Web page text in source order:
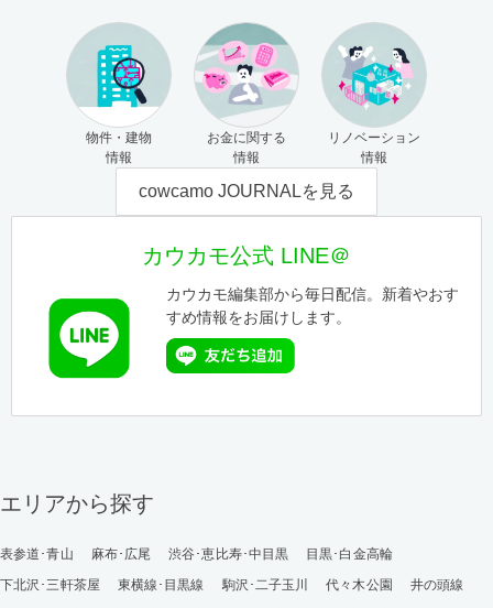
物件・建物
情報
お金に関する
情報
リノベーション
情報
cowcamo JOURNALを見る
カウカモ公式 LINE＠
カウカモ編集部から毎日配信。新着やおす
すめ情報をお届けします。
エリアから探す
表参道･青山 麻布･広尾 渋谷･恵比寿･中目黒
目黒･白金高輪
下北沢･三軒茶屋
東横線･目黒線 駒沢･二子玉川 代々木公園
井の頭線